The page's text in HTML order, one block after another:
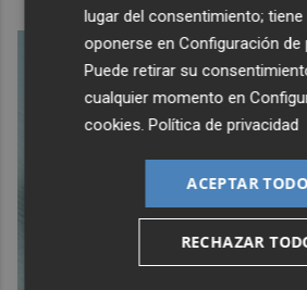
lugar del consentimiento;
oponerse enConfiguración de
Puede retirar su
cualquier momento en
cookies.Política de privacidad
ACEPTAR TODO
RECHAZAR